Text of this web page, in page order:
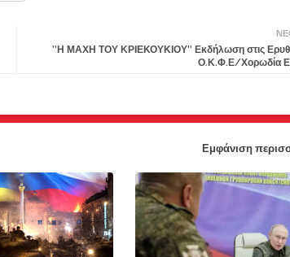
''Η ΜΑΧΗ ΤΟΥ ΚΡΙΕΚΟΥΚΙΟΥ'' Εκδήλωση στις
Ο.Κ.Φ.Ε/Χορωδία
Εμφάνιση